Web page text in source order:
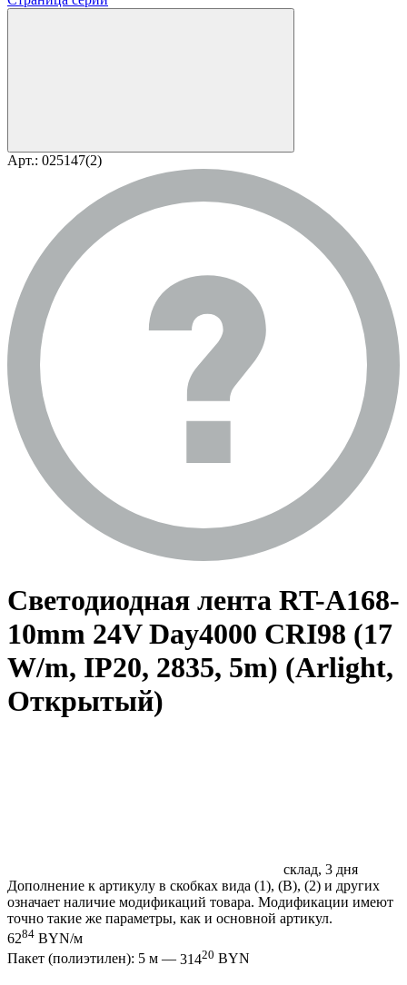
Арт.: 025147(2)
Светодиодная лента RT-A168-
10mm 24V Day4000 CRI98 (17
W/m, IP20, 2835, 5m) (Arlight,
Открытый)
склад, 3 дня
Дополнение к артикулу в скобках вида (1), (B), (2) и других
означает наличие модификаций товара. Модификации имеют
точно такие же параметры, как и основной артикул.
6284 BYN/м
Пакет (полиэтилен): 5 м — 31420 BYN